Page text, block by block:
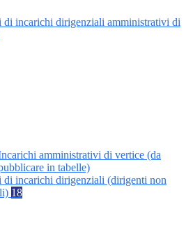
di incarichi dirigenziali amministrativi di
amministrativi di vertice (da
in tabelle)
di incarichi dirigenziali (dirigenti non
18